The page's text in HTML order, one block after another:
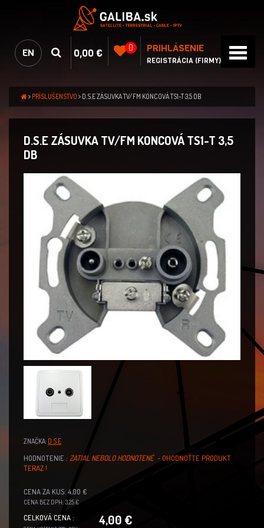
EN 0,00 € 0 PRIHLÁSENIE
REGISTRÁCIA (FIRMY)
PRÍSLUŠENSTVO D.S.E ZÁSUVKA TV/FM KONCOVÁ TS1-T 3,5 DB
D.S.E ZÁSUVKA TV/FM KONCOVÁ TS1-T 3,5
DB
ZNAČKA: D.S.E
HODNOTENIE : ZATIAL NEBOLO HODNOTENÉ - OHODNOŤTE PRODUKT
TERAZ !
CENA ZA KUS: 4,00 €
CENA BEZ DPH: 3,25 €
CELKOVÁ CENA : 4,00 €